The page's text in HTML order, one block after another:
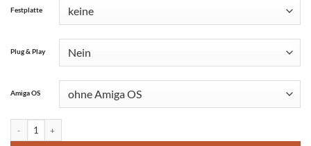
Festplatte
Plug & Play
Amiga OS